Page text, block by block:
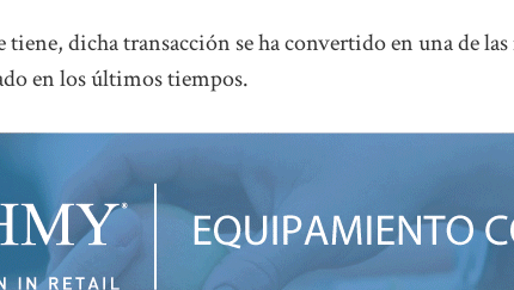
tiene, dicha transacción se ha convertido en una de
en los últimos tiempos.